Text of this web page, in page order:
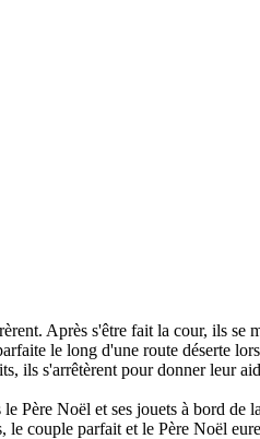
Après s'être fait la cour, ils se
le long d'une route déserte
ils s'arrêtèrent pour donner leur
Père Noël et ses jouets à bord de
le couple parfait et le Père Noël